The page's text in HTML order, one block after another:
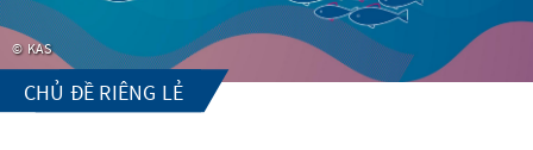
KAS
CHỦ ĐỀ RIÊNG LẺ